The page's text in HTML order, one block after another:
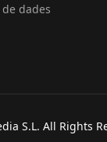
dades
S.L. All Rights